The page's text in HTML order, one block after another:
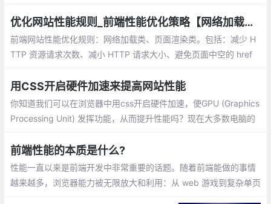
优化网站性能规则_前端性能优化策略【网络加载、页面渲染】
前端网站性能优化规则：网络加载类、页面渲染类。包括：减少 H
TTP 资源请求次数、减小 HTTP 请求大小、避免页面中空的 href
减少 DOM 元素数量和深度等
用CSS开启硬件加速来提高网站性能
你知道我们可以在浏览器中用css开启硬件加速，使GPU (Graphics
Processing Unit) 发挥功能，从而提升性能吗？现在大多数电脑的
我们的网站或应用表现的更为流畅。
前端性能的本质是什么?
性能一直以来是前端开发中非常重要的话题。随着前端能做的事情
越来越多，浏览器能力被无限放大和利用：从 web 游戏到复杂单页